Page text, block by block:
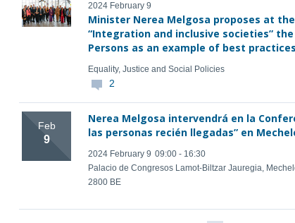
2024 February 9
Minister Nerea Melgosa proposes at
“Integration and inclusive societies”
Persons as an example of best practices
Equality, Justice and Social Policies
2
Feb
9
Nerea Melgosa intervendrá en la
las personas recién llegadas” en
2024 February 9 09:00 - 16:30
Palacio de Congresos Lamot-Biltzar Jauregia,
2800 BE